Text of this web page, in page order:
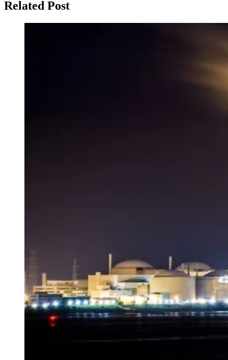
Related Post